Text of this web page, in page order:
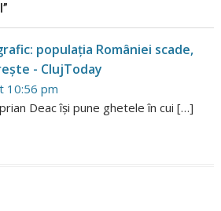
populația României scade,
- ClujToday
10:56 pm
Deac își pune ghetele în cui […]